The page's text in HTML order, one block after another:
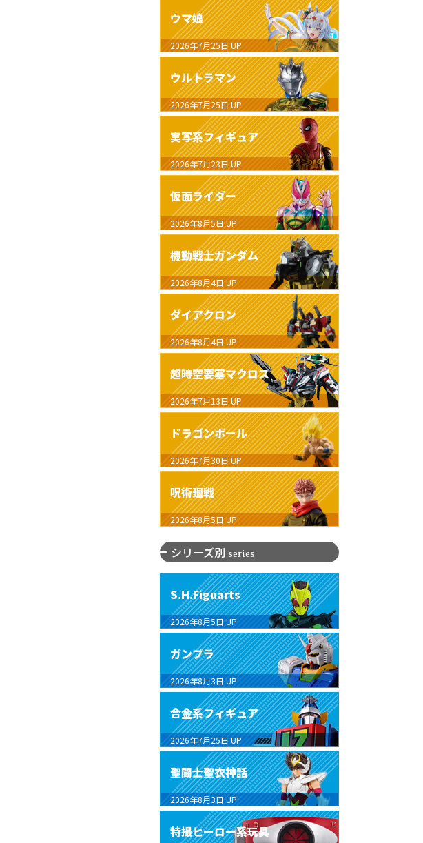
ウマ娘
2026年7月25日 UP
ウルトラマン
2026年7月25日 UP
実写系フィギュア
2026年7月23日 UP
仮面ライダー
2026年8月5日 UP
機動戦士ガンダム
2026年8月4日 UP
ダイアクロン
2026年8月4日 UP
超時空要塞マクロス
2026年7月13日 UP
ドラゴンボール
2026年7月30日 UP
呪術廻戦
2026年8月5日 UP
シリーズ別 series
S.H.Figuarts
2026年8月5日 UP
ガンプラ
2026年8月3日 UP
合金系フィギュア
2026年7月25日 UP
聖闘士聖衣神話
2026年8月3日 UP
特撮ヒーロー系玩具